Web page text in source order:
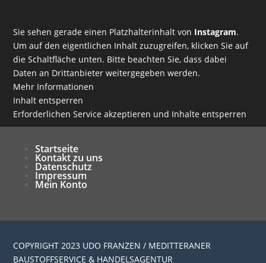
Sie sehen gerade einen Platzhalterinhalt von Instagram.
Um auf den eigentlichen Inhalt zuzugreifen, klicken Sie auf
die Schaltfläche unten. Bitte beachten Sie, dass dabei
Daten an Drittanbieter weitergegeben werden.
Mehr Informationen
Inhalt entsperren
Erforderlichen Service akzeptieren und Inhalte entsperren
Startseite
Kontakt zu uns
Datenschutz
Impressum
Mein Konto
COPYRIGHT 2023 UDO FRANZEN / MEDITTERANER
BAUSTOFFSERVICE & HANDELSAGENTUR